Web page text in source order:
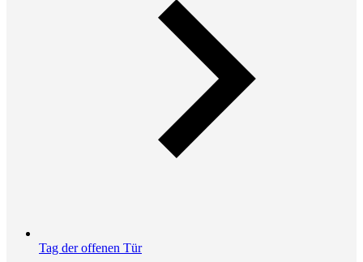
Tag der offenen Tür